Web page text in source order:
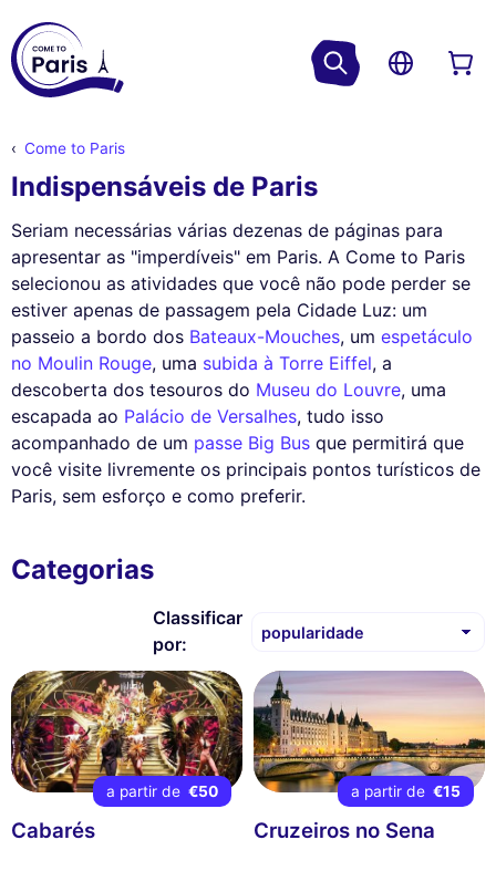
Come to Paris
Indispensáveis de Paris
Seriam necessárias várias dezenas de páginas para
apresentar as "imperdíveis" em Paris. A Come to Paris
selecionou as atividades que você não pode perder se
estiver apenas de passagem pela Cidade Luz: um
passeio a bordo dos Bateaux-Mouches, um espetáculo
no Moulin Rouge, uma subida à Torre Eiffel, a
descoberta dos tesouros do Museu do Louvre, uma
escapada ao Palácio de Versalhes, tudo isso
acompanhado de um passe Big Bus que permitirá que
você visite livremente os principais pontos turísticos de
Paris, sem esforço e como preferir.
Categorias
Classificar
por:
a partir de €50
Cabarés
a partir de €15
Cruzeiros no Sena